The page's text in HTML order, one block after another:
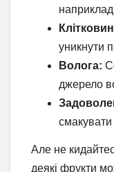
уникнути
Волога:
джерело
смакувати
Але не
деякі фрукти